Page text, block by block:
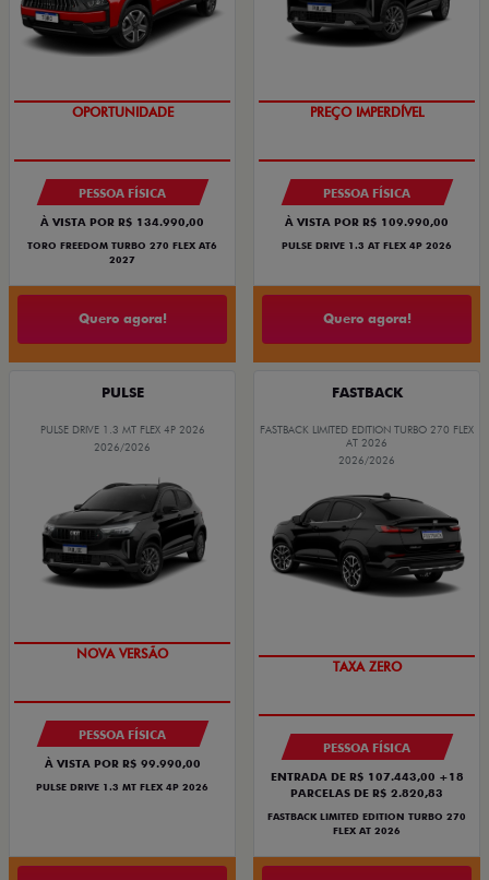
SUPERVALORIZAÇÃO DO USADO
PESSOA FÍSICA
À VISTA POR R$ 134.990,00
TORO FREEDOM TURBO 270 FLEX AT6
2027
Quero agora!
O SUV AUTOMÁTICO MAIS
PESSOA FÍSICA
À VISTA POR R$ 109.990,00
PULSE DRIVE 1.3 AT FLEX 4P 2026
Quero agora!
PULSE
PULSE DRIVE 1.3 MT FLEX 4P 2026
2026/2026
PREÇO IMPERDÍVEL
PESSOA FÍSICA
À VISTA POR R$ 99.990,00
PULSE DRIVE 1.3 MT FLEX 4P 2026
FASTBACK
FASTBACK LIMITED EDITION TURBO 270 FLEX
AT 2026
2026/2026
PREÇO IMPERDÍVEL
PESSOA FÍSICA
ENTRADA DE R$ 107.443,00 +18
PARCELAS DE R$ 2.820,83
FASTBACK LIMITED EDITION TURBO 270
FLEX AT 2026